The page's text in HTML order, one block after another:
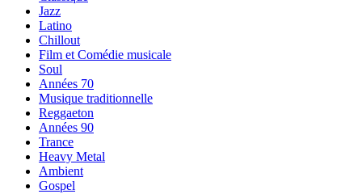
Jazz
Latino
Chillout
Film et Comédie musicale
Soul
Années 70
Musique traditionnelle
Reggaeton
Années 90
Trance
Heavy Metal
Ambient
Gospel